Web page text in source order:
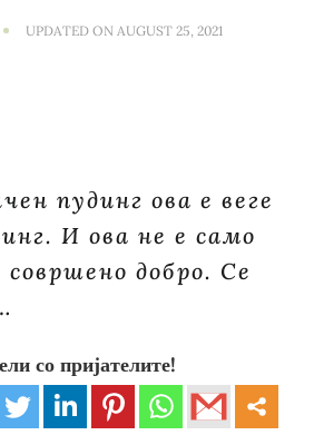
UPDATED ON AUGUST 25, 2021
пудинг ова е веге
И ова не е само
совршено добро. Се
со пријателите!